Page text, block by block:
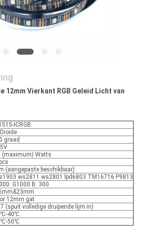
12mm Vierkant RGB Geleid Licht van
ICRGB
graad
(maximum) Watts
(aangepaste beschikbaar)
ws2811 ws2801 lpd6803 TM16716 P9813
G1000 B: 300
12mm gat
(spuit volledige druipende lijm in)
40℃
50℃